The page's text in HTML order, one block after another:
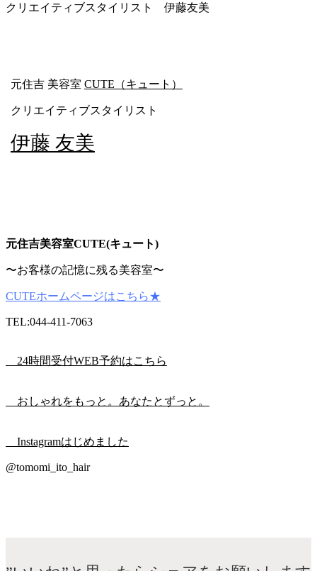
クリエイティブスタイリスト 伊藤友美
元住吉 美容室 CUTE（キュート）
クリエイティブスタイリスト
伊藤 友美
元住吉美容室CUTE(キュート)
〜お客様の記憶に残る美容室〜
CUTEホームページはこちら★
TEL:044-411-7063
24時間受付WEB予約はこちら
おしゃれをもっと。あなたとずっと。
Instagramはじめました
@tomomi_ito_hair